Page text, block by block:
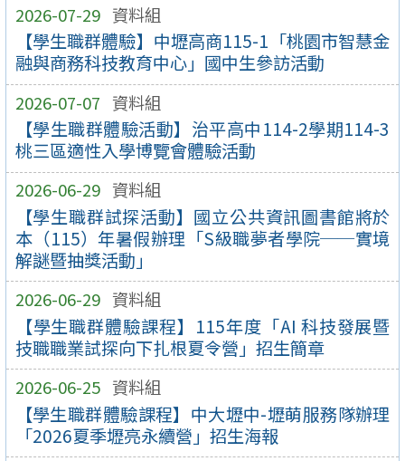
2026-07-29 資料組
【學生職群體驗】中壢高商115-1「桃園市智慧金
融與商務科技教育中心」國中生參訪活動
2026-07-07 資料組
【學生職群體驗活動】治平高中114-2學期114-3
桃三區適性入學博覽會體驗活動
2026-06-29 資料組
【學生職群試探活動】國立公共資訊圖書館將於
本（115）年暑假辦理「S級職夢者學院──實境
解謎暨抽獎活動」
2026-06-29 資料組
【學生職群體驗課程】115年度「AI 科技發展暨
技職職業試探向下扎根夏令營」招生簡章
2026-06-25 資料組
【學生職群體驗課程】中大壢中-壢萌服務隊辦理
「2026夏季壢亮永續營」招生海報